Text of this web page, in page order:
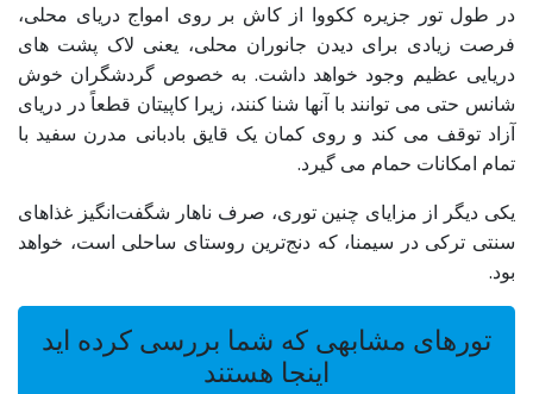
در طول تور جزیره ککووا از کاش بر روی امواج دریای محلی،
فرصت زیادی برای دیدن جانوران محلی، یعنی لاک پشت های
دریایی عظیم وجود خواهد داشت. به خصوص گردشگران خوش
شانس حتی می توانند با آنها شنا کنند، زیرا کاپیتان قطعاً در دریای
آزاد توقف می کند و روی کمان یک قایق بادبانی مدرن سفید با
تمام امکانات حمام می گیرد.
یکی دیگر از مزایای چنین توری، صرف ناهار شگفت‌انگیز غذاهای
سنتی ترکی در سیمنا، که دنج‌ترین روستای ساحلی است، خواهد
بود.
تورهای مشابهی که شما بررسی کرده اید
اینجا هستند